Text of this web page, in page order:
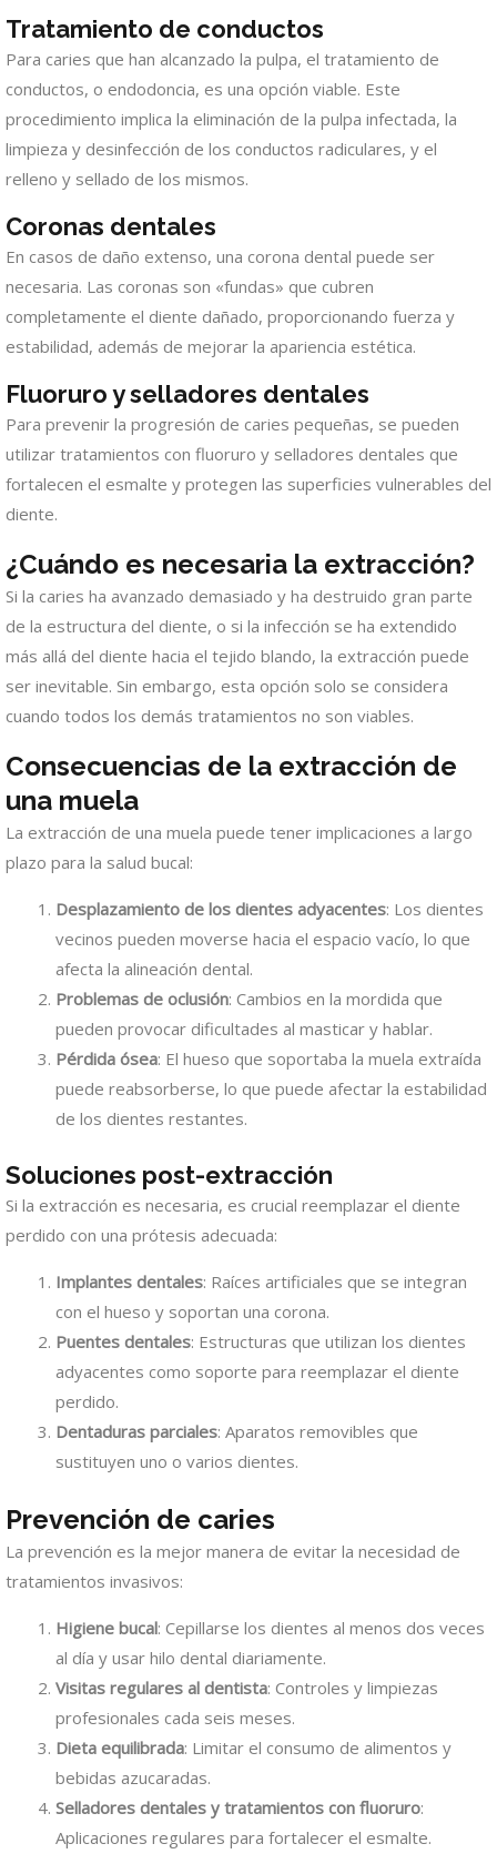
Tratamiento de conductos
Para caries que han alcanzado la pulpa, el tratamiento de
conductos, o endodoncia, es una opción viable. Este
procedimiento implica la eliminación de la pulpa infectada, la
limpieza y desinfección de los conductos radiculares, y el
relleno y sellado de los mismos.
Coronas dentales
En casos de daño extenso, una corona dental puede ser
necesaria. Las coronas son «fundas» que cubren
completamente el diente dañado, proporcionando fuerza y
estabilidad, además de mejorar la apariencia estética.
Fluoruro y selladores dentales
Para prevenir la progresión de caries pequeñas, se pueden
utilizar tratamientos con fluoruro y selladores dentales que
fortalecen el esmalte y protegen las superficies vulnerables del
diente.
¿Cuándo es necesaria la extracción?
Si la caries ha avanzado demasiado y ha destruido gran parte
de la estructura del diente, o si la infección se ha extendido
más allá del diente hacia el tejido blando, la extracción puede
ser inevitable. Sin embargo, esta opción solo se considera
cuando todos los demás tratamientos no son viables.
Consecuencias de la extracción de
una muela
La extracción de una muela puede tener implicaciones a largo
plazo para la salud bucal:
Desplazamiento de los dientes adyacentes: Los dientes
vecinos pueden moverse hacia el espacio vacío, lo que
afecta la alineación dental.
Problemas de oclusión: Cambios en la mordida que
pueden provocar dificultades al masticar y hablar.
Pérdida ósea: El hueso que soportaba la muela extraída
puede reabsorberse, lo que puede afectar la estabilidad
de los dientes restantes.
Soluciones post-extracción
Si la extracción es necesaria, es crucial reemplazar el diente
perdido con una prótesis adecuada:
Implantes dentales: Raíces artificiales que se integran
con el hueso y soportan una corona.
Puentes dentales: Estructuras que utilizan los dientes
adyacentes como soporte para reemplazar el diente
perdido.
Dentaduras parciales: Aparatos removibles que
sustituyen uno o varios dientes.
Prevención de caries
La prevención es la mejor manera de evitar la necesidad de
tratamientos invasivos:
Higiene bucal: Cepillarse los dientes al menos dos veces
al día y usar hilo dental diariamente.
Visitas regulares al dentista: Controles y limpiezas
profesionales cada seis meses.
Dieta equilibrada: Limitar el consumo de alimentos y
bebidas azucaradas.
Selladores dentales y tratamientos con fluoruro:
Aplicaciones regulares para fortalecer el esmalte.